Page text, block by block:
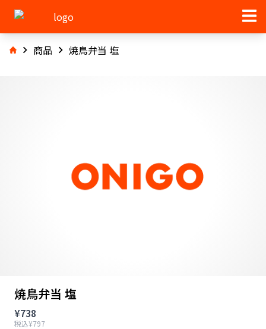
商品 焼鳥弁当 塩
焼鳥弁当 塩
¥738
税込¥797